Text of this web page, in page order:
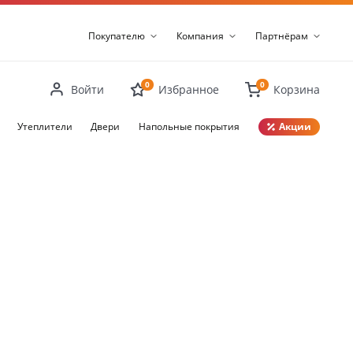
Покупателю Компания Партнёрам
Войти 0 Избранное 0 Корзина
Утеплители Двери Напольные покрытия Акции